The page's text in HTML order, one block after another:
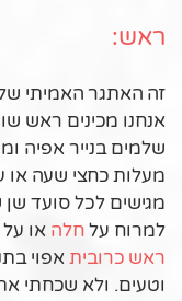
ראש:
זה האתגר האמיתי
אנחנו מכינים ראש
מעלות כחצי שעה
מגישים לכל סועד
למרוח עלחלה או על
ראש כרוביתאפוי
וטעים. ולא שכחתי